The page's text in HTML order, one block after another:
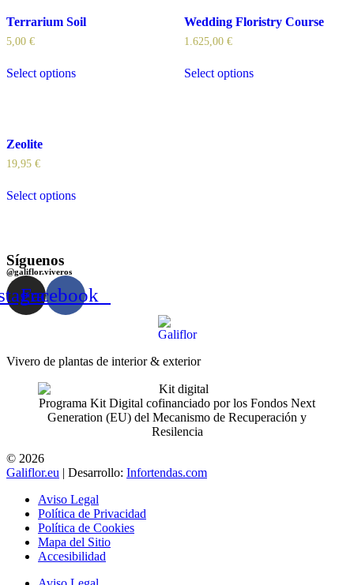
Terrarium Soil
5,00 €
Select options
Wedding Floristry Course
1.625,00 €
Select options
Zeolite
19,95 €
Select options
Síguenos
@galiflor.viveros
Facebook
Vivero de plantas de interior & exterior
Programa Kit Digital cofinanciado por los Fondos Next
Generation (EU) del Mecanismo de Recuperación y
Resilencia
© 2026
Galiflor.eu | Desarrollo: Infortendas.com
Aviso Legal
Política de Privacidad
Política de Cookies
Mapa del Sitio
Accesibilidad